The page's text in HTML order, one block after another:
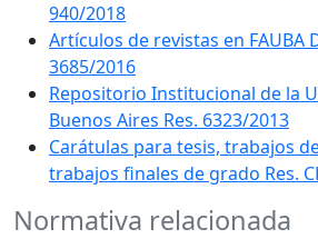
940/2018
Artículos de revistas en FAUBA
3685/2016
Repositorio Institucional de la
Buenos Aires Res. 6323/2013
Carátulas para tesis, trabajos
trabajos finales de grado Res.
Normativa relacionada